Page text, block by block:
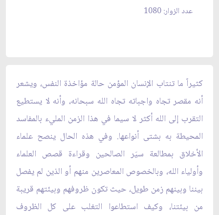
عدد الزوار: 1080
كثيراً ما تنتاب الإنسان المؤمن حالة مؤاخذة النفس، ويشعر
أنه مقصر تجاه واجباته تجاه الله سبحانه، وأنه لا يستطيع
التقرب إلى الله أكثر لا سيما في هذا الزمن المليء بالمفاسد
المحيطة به بشتى أنواعها. وفي هذه الحال ينصح علماء
الأخلاق بمطالعة سيَر الصالحين وقراءة قصص العلماء
وأولياء الله، وبالخصوص المعاصرين منهم أو الذين لم يفصل
بيننا وبينهم زمن طويل، حيث تكون ظروفهم وبيئتهم قريبة
من بيئتنا، وكيف استطاعوا التغلب على كل الظروف